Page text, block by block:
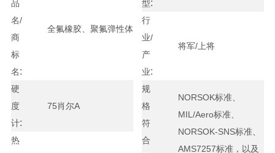
品
名/
商
标
名:
全氟橡胶、聚氟弹性体
硬
度
计:
75肖尔A
热
型:
行
业/
产
业:
将军/上将
规
格
符
合
NORSOK标准、
MIL/Aero标准、
NORSOK-SNS标准、
AMS7257标准，以及